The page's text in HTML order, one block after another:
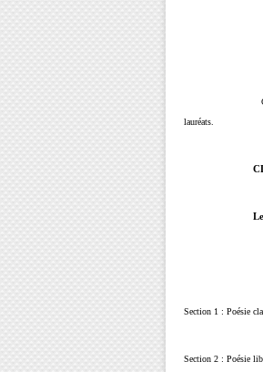
lauréats.
Section 1 : Poésie
Section 2 : Poésie